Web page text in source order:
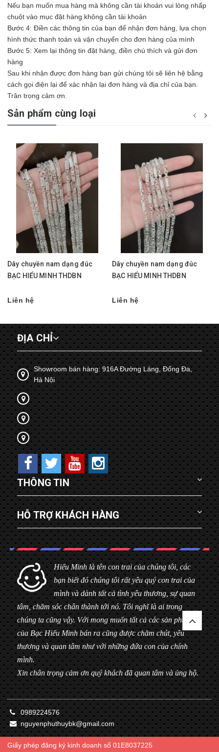
Nếu bạn muốn mua hàng mà không cần tài khoản vui lòng nhấp
chuột vào mục đặt hàng không cần tài khoản
Bước 4: Điền các thông tin của bạn để nhận đơn hàng, lựa chọn
hình thức thanh toán và vận chuyển cho đơn hàng của mình
Bước 5: Xem lại thông tin đặt hàng, điền chú thích và gửi đơn
hàng
Sau khi nhận được đơn hàng bạn gửi chúng tôi sẽ liên hệ bằng
cách gọi điện lại để xác nhận lại đơn hàng và địa chỉ của bạn.
Trân trọng cảm ơn.
Sản phẩm cùng loại
Dây chuyền nam dạng đúc
BẠC HIỂU MINH THDBN
Liên hệ
Dây chuyền nam dạng đúc
BẠC HIỂU MINH THDBN
Liên hệ
ĐỊA CHỈ
Showroom bán hàng: 916A Đường Láng, Đống Đa,
Hà Nội
THÔNG TIN
HỖ TRỢ KHÁCH HÀNG
Hiểu Minh là tên con trai của chúng tôi, các
bạn biết đó chúng tôi rất yêu quý con trai của
mình và dành tất cả tình yêu thương, sự quan
tâm, chăm sóc chân thành tới nó. Tôi nghĩ là ai trong
chúng ta cũng vậy. Với mong muốn tất cả các sản phẩm
của Bạc Hiểu Minh bán ra cũng được chăm chút, yêu
thương và quan tâm như với những đứa con của chính
mình.
Xin chân trọng cảm ơn quý khách đã quan tâm và ủng hộ.
0989224576
nguyenphuthuybk@gmail.com
Giấy phép đăng ký kinh doanh số 01E8037225